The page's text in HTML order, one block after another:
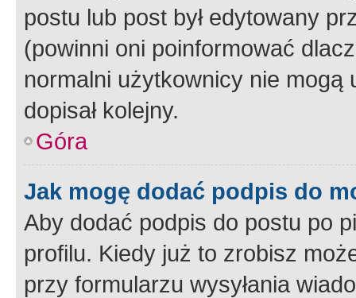
postu lub post był edytowany
(powinni oni poinformować
normalni użytkownicy nie
dopisał kolejny.
Góra
Jak mogę dodać podpis do
Aby dodać podpis do postu po
profilu. Kiedy już to zrobisz
przy formularzu wysyłania